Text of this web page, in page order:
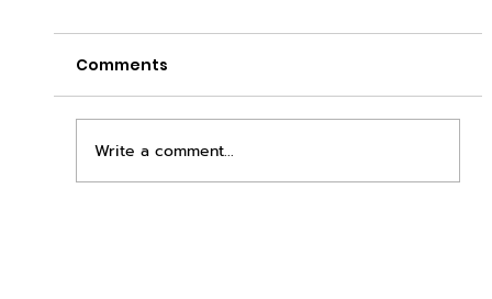
Comments
Write a comment...